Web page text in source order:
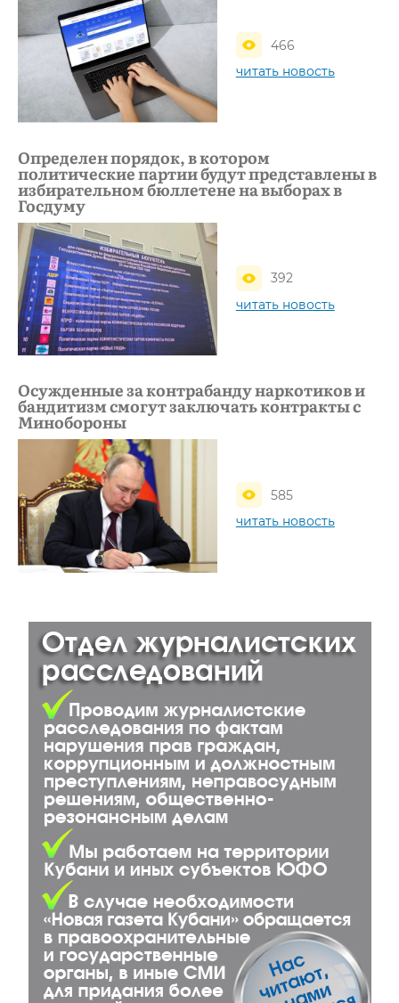
466
читать новость
Определен порядок, в котором
политические партии будут представлены в
избирательном бюллетене на выборах в
Госдуму
392
читать новость
Осужденные за контрабанду наркотиков и
бандитизм смогут заключать контракты с
Минобороны
585
читать новость